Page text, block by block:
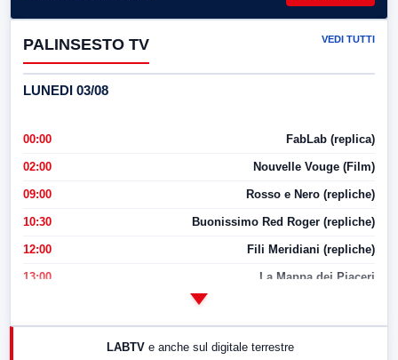
PALINSESTO TV VEDI TUTTI
LUNEDI 03/08
00:00 FabLab (replica)
02:00 Nouvelle Vouge (Film)
09:00 Rosso e Nero (repliche)
10:30 Buonissimo Red Roger (repliche)
12:00 Fili Meridiani (repliche)
13:00 La Mappa dei Piaceri
17:00 LabNews (replica)
LABTV e anche sul digitale terrestre